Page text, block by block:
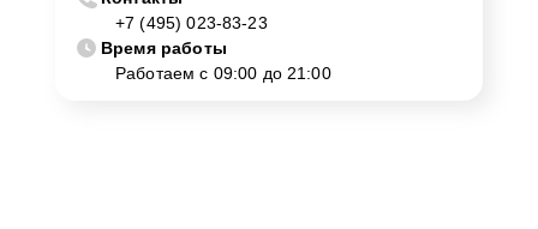
+7 (495) 023-83-23
Время работы
Работаем с 09:00 до 21:00